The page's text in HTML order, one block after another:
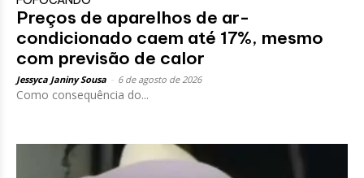
Preços de aparelhos de ar-
condicionado caem até 17%, mesmo
com previsão de calor
Jessyca Janiny Sousa 6 de agosto de 2026
Como consequência do...